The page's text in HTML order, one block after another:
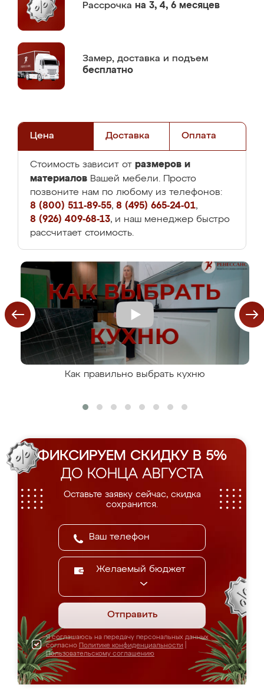
Рассрочка на 3, 4, 6 месяцев
Замер, доставка и подъем
бесплатно
Цена Доставка Оплата
Стоимость зависит от размеров и
материалов Вашей мебели. Просто
позвоните нам по любому из телефонов:
8 (800) 511-89-55, 8 (495) 665-24-01,
8 (926) 409-68-13, и наш менеджер быстро
рассчитает стоимость.
Как правильно выбрать кухню
ФИКСИРУЕМ СКИДКУ В 5%
ДО КОНЦА АВГУСТА
Оставьте заявку сейчас, скидка
сохранится.
Желаемый бюджет
Отправить
Я соглашаюсь на передачу персональных данных
согласно Политике конфиденциальности
Пользовательскому соглашению